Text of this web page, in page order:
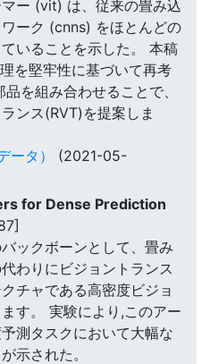
ー (vit) は、従来の畳み込
ーク (cnns) をほとんどの
いることを示した。 本稿
を堅牢性に基づいて再考
を組み合わせることで、
ンス(RVT)を提案しま
ータ）
(2021-05-
for Dense Prediction
ックボーンとして、畳み
わりにビジョントランス
チャである高密度ビジョ
す。 実験により,このアー
測タスクにおいて大幅な
示された。